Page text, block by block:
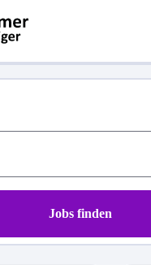
Jobs finden